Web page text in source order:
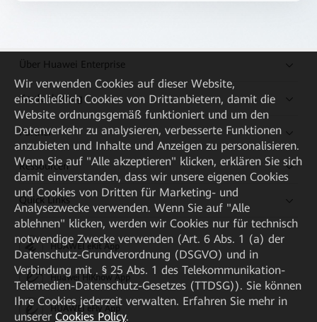
Über Huawei Enterprise
Kaufanleitung
Partner
Ressourcen
Quick Links
HUAWEI eKit App
Huawei HiKnow App
HUAWEI eFly App
Wir verwenden Cookies auf dieser Website,
einschließlich Cookies von Drittanbietern, damit die
Website ordnungsgemäß funktioniert und um den
Datenverkehr zu analysieren, verbesserte Funktionen
anzubieten und Inhalte und Anzeigen zu personalisieren.
Wenn Sie auf "Alle akzeptieren" klicken, erklären Sie sich
damit einverstanden, dass wir unsere eigenen Cookies
und Cookies von Dritten für Marketing- und
Analysezwecke verwenden. Wenn Sie auf "Alle
ablehnen" klicken, werden wir Cookies nur für technisch
notwendige Zwecke verwenden (Art. 6 Abs. 1 (a) der
Datenschutz-Grundverordnung (DSGVO) und in
Verbindung mit . § 25 Abs. 1 des Telekommunikation-
Telemedien-Datenschutz-Gesetzes (TTDSG)). Sie können
Ihre Cookies jederzeit verwalten. Erfahren Sie mehr in
unserer Cookies Policy.